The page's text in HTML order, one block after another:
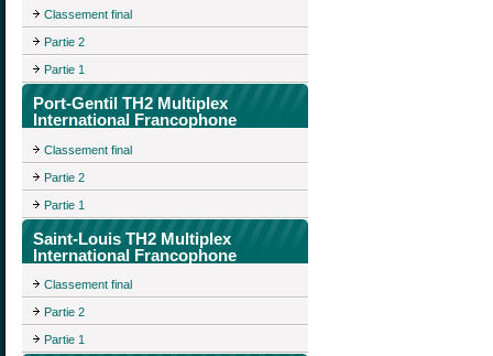
Classement final
Partie 2
Partie 1
Port-Gentil TH2 Multiplex
International Francophone
Classement final
Partie 2
Partie 1
Saint-Louis TH2 Multiplex
International Francophone
Classement final
Partie 2
Partie 1